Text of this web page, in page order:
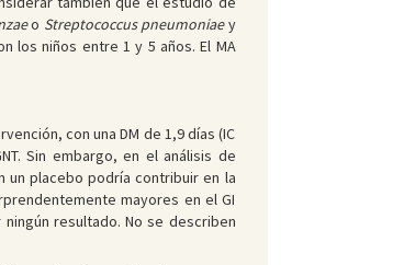
o Streptococcus pneumoniaey
los niños entre 1 y 5 años. El MA
con una DM de 1,9 días (IC
Sin embargo, en el análisis de
un placebo podría contribuir en la
mayores en el GI
resultado. No se describen